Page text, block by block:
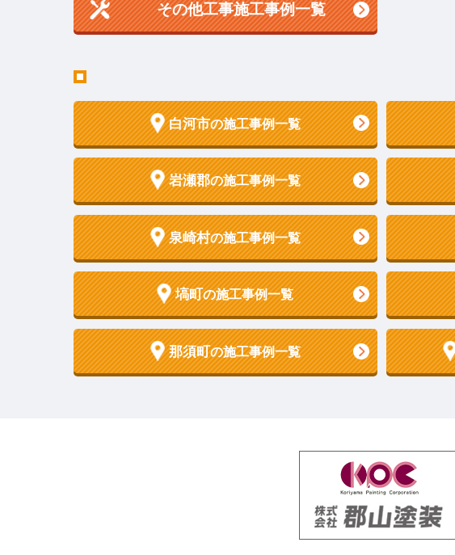
その他工事施工事例一覧
白河市の施工事例一覧
岩瀬郡の施工事例一覧
泉崎村の施工事例一覧
塙町の施工事例一覧
那須町の施工事例一覧